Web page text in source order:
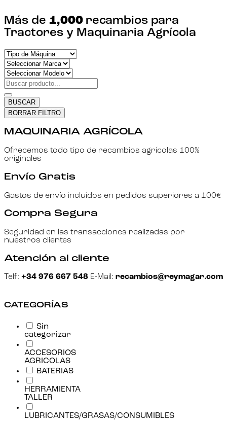
Más de 1,000 recambios para
Tractores y Maquinaria Agrícola
BUSCAR
BORRAR FILTRO
MAQUINARIA AGRÍCOLA
Ofrecemos todo tipo de recambios agrícolas 100%
originales
Envío Gratis
Gastos de envío incluidos en pedidos superiores a 100€
Compra Segura
Seguridad en las transacciones realizadas por
nuestros clientes
Atención al cliente
Telf: +34 976 667 548 E-Mail: recambios@reymagar.com
CATEGORÍAS
Sin
categorizar
ACCESORIOS
AGRICOLAS
BATERIAS
HERRAMIENTA
TALLER
LUBRICANTES/GRASAS/CONSUMIBLES